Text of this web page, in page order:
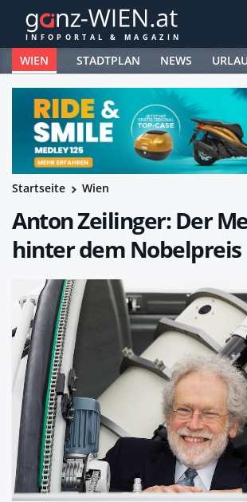
WIEN STADTPLAN NEWS
Startseite Wien
Anton Zeilinger: Der
hinter dem Nobelpreis